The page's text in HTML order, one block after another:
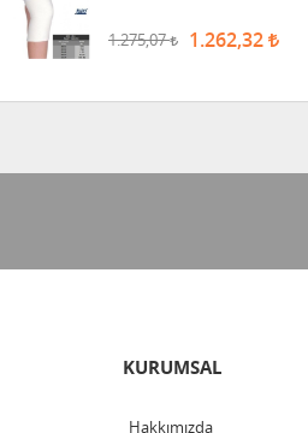
1.275,07 1.262,32
KURUMSAL
Hakkımızda